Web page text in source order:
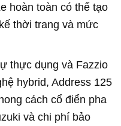
hoàn toàn có thể tạo
thời trang và mức
thực dụng và Fazzio
hybrid, Address 125
cách cổ điển pha
và chi phí bảo